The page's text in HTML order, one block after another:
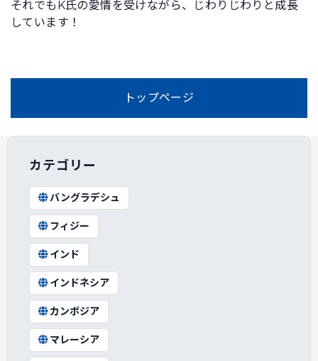
それでもK氏の愛情を受けながら、じわりじわりと成長
しています！
トップページ
カテゴリー
バングラデシュ
フィジー
インド
インドネシア
カンボジア
マレーシア